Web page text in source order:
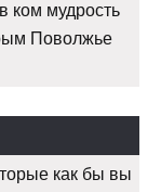
ком мудрость
Поволжье
как бы вы